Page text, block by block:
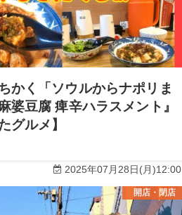
かく「ソウルからナポリま
婆豆腐 痺辛ハラスメント』
グルメ】
2025年07月28日(月)12:00
開店・閉店